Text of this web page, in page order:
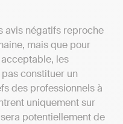
avis négatifs reproche
mais que pour
les
constituer un
des professionnels à
uniquement sur
potentiellement de